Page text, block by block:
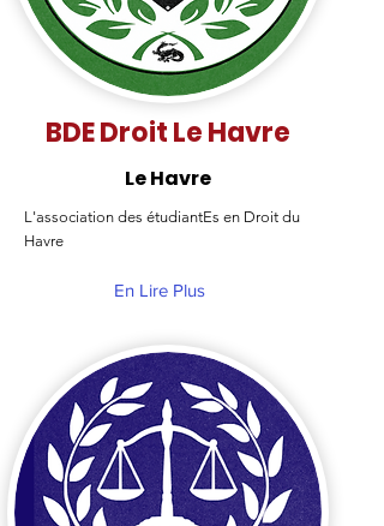
BDE Droit Le Havre
Le Havre
L'association des étudiantEs en Droit du
Havre
En Lire Plus